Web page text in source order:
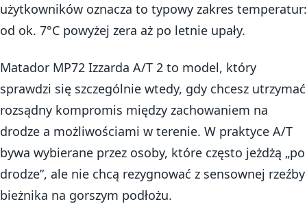
użytkowników oznacza to typowy zakres temperatur:
od ok. 7°C powyżej zera aż po letnie upały.
Matador MP72 Izzarda A/T 2 to model, który
sprawdzi się szczególnie wtedy, gdy chcesz utrzymać
rozsądny kompromis między zachowaniem na
drodze a możliwościami w terenie. W praktyce A/T
bywa wybierane przez osoby, które często jeżdżą „po
drodze”, ale nie chcą rezygnować z sensownej rzeźby
bieżnika na gorszym podłożu.